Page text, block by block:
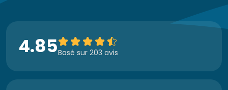
4.85Basé sur 203 avis